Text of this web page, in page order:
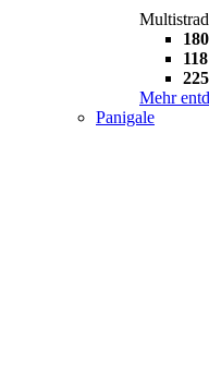
Mehr
Panigale